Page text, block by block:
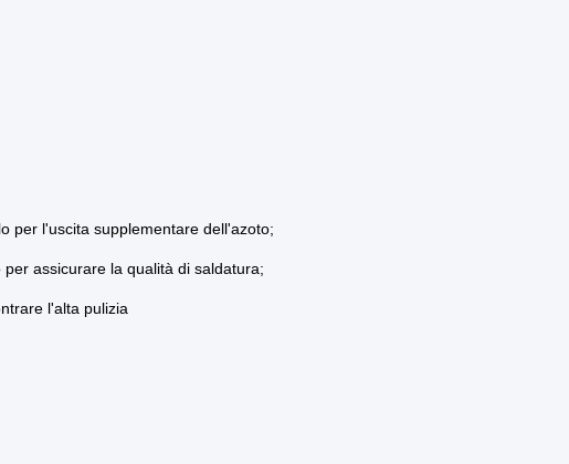
per l'uscita supplementare dell'azoto;
assicurare la qualità di saldatura;
l'alta pulizia